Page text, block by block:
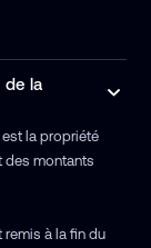
de la
la propriété
des montants
remis à la fin du